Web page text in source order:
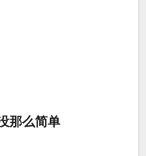
那么简单